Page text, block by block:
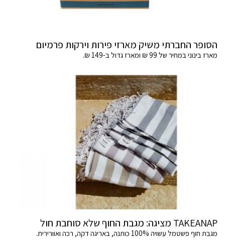
הסופר החברתי משיק מארזי פירות וירקות פרמיום
מארז בינוני במחיר של 99 ₪ ומארז גדול ב-149 ₪.
TAKEANAP מציגה: מגבת החוף שלא סוחבת חול
מגבת חוף פשטמל עשויה 100% כותנה, באריגה דקה, רכה ואוורירית.